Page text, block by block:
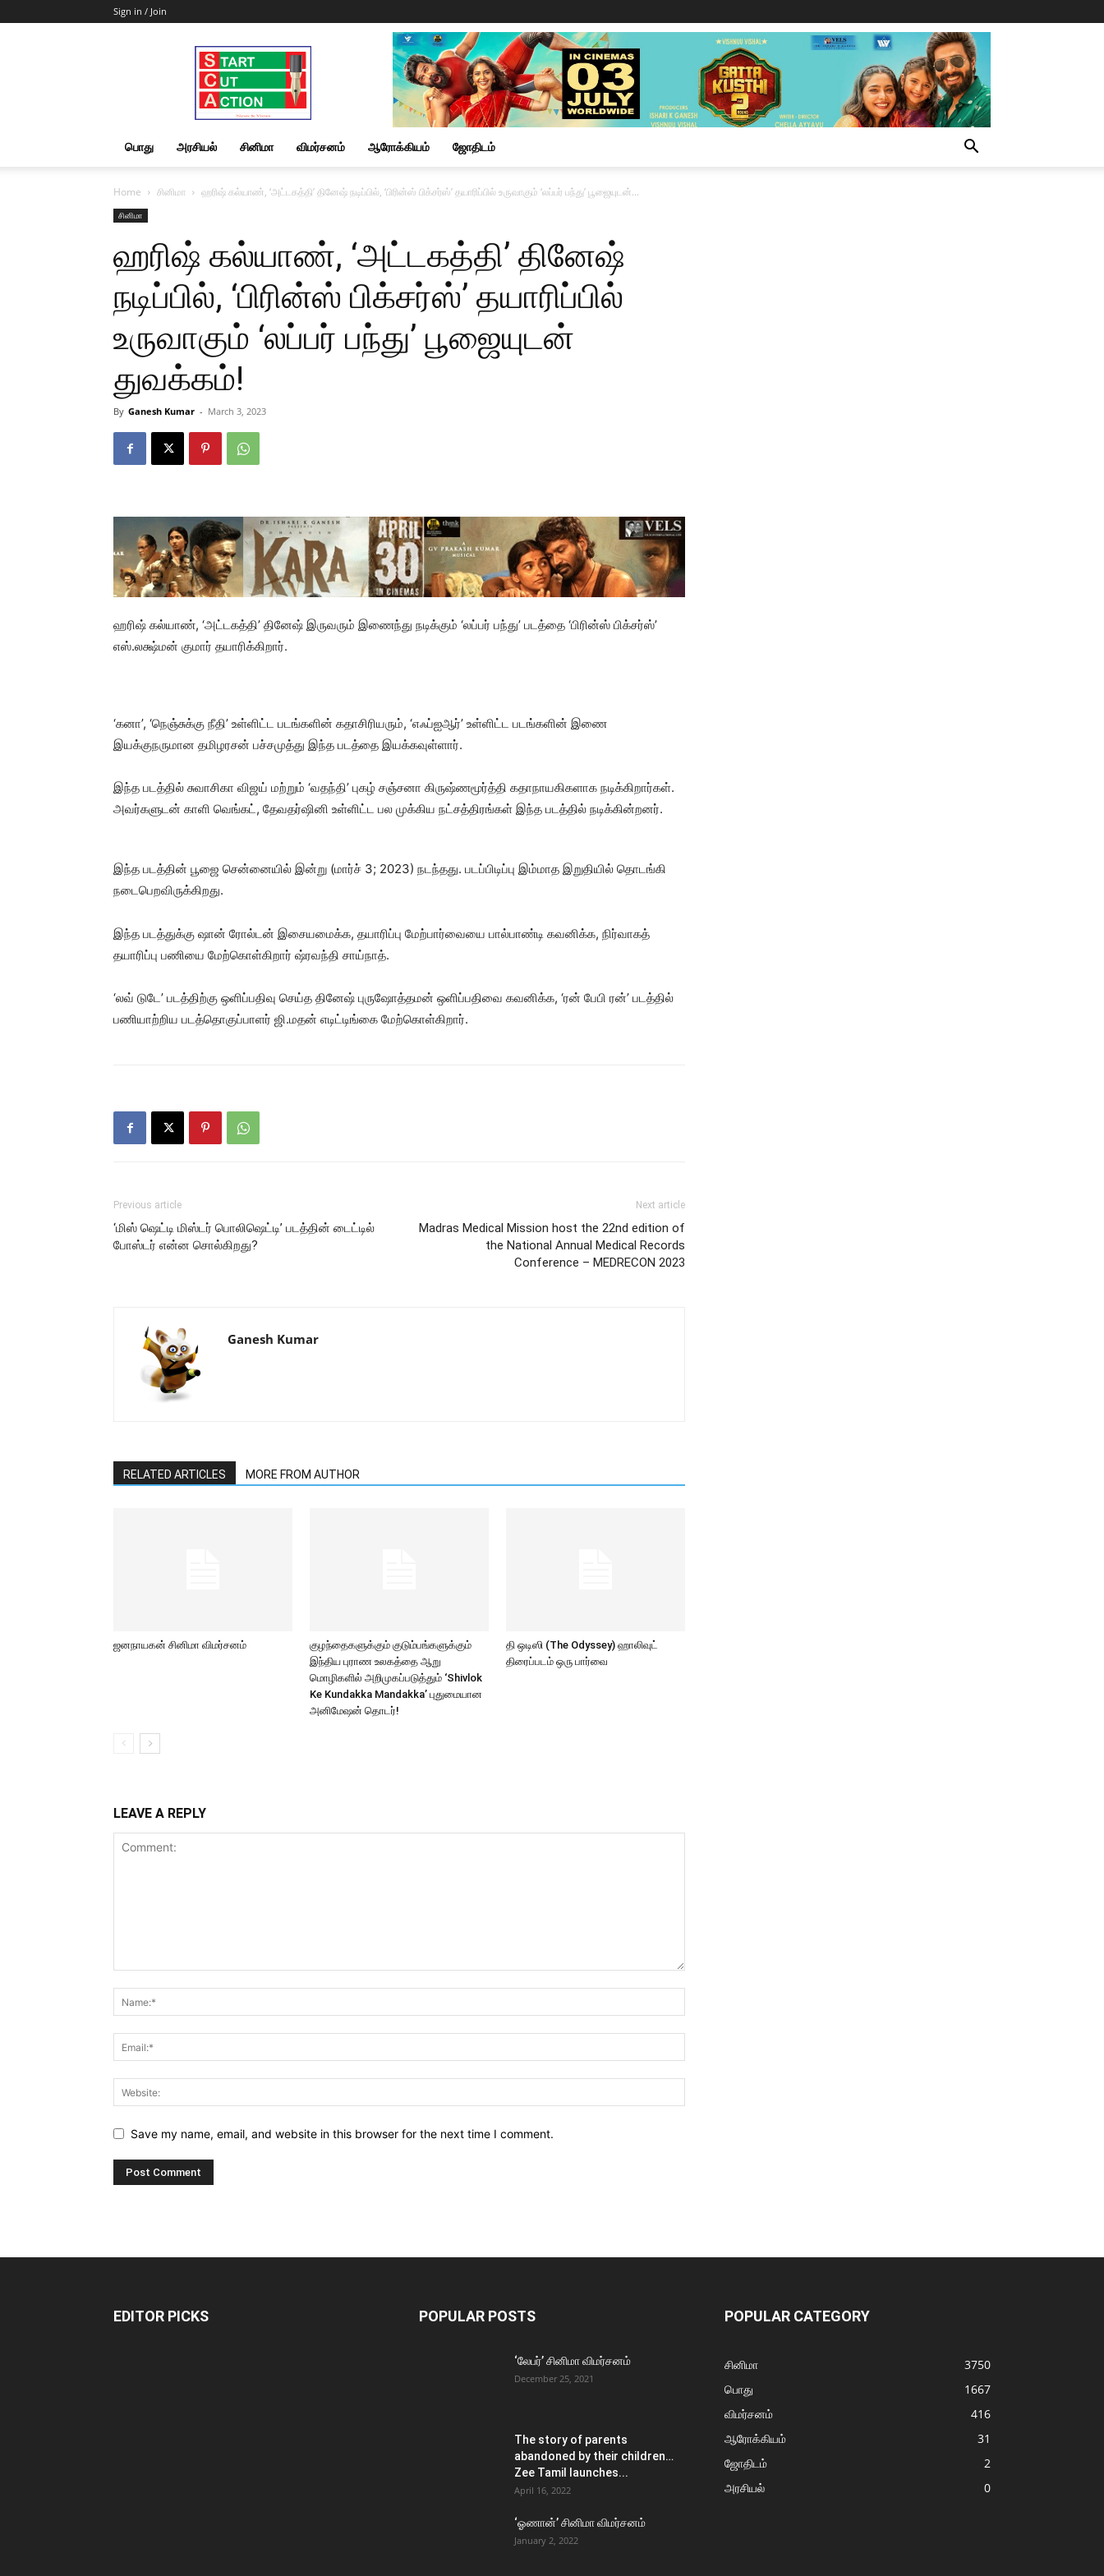
Sign in / Join
Start
Cut
Action
|
News
&
பொது அரசியல் சினிமா விமர்சனம் ஆரோக்கியம் ஜோதிடம்
Home சினிமா ஹரிஷ் கல்யாண், ‘அட்டகத்தி’ தினேஷ் நடிப்பில், ‘பிரின்ஸ் பிக்சர்ஸ்’ தயாரிப்பில் உருவாகும் ‘லப்பர் பந்து’ பூஜையுடன்...
சினிமா
ஹரிஷ் கல்யாண், ‘அட்டகத்தி’ தினேஷ்
நடிப்பில், ‘பிரின்ஸ் பிக்சர்ஸ்’ தயாரிப்பில்
உருவாகும் ‘லப்பர் பந்து’ பூஜையுடன்
துவக்கம்!
By Ganesh Kumar - March 3, 2023
ஹரிஷ் கல்யாண், ‘அட்டகத்தி’ தினேஷ் இருவரும் இணைந்து நடிக்கும் ‘லப்பர் பந்து’ படத்தை ‘பிரின்ஸ் பிக்சர்ஸ்’
எஸ்.லக்ஷ்மன் குமார் தயாரிக்கிறார்.
‘கனா’, ‘நெஞ்சுக்கு நீதி’ உள்ளிட்ட படங்களின் கதாசிரியரும், ‘எஃப்ஐஆர்’ உள்ளிட்ட படங்களின் இணை
இயக்குநருமான தமிழரசன் பச்சமுத்து இந்த படத்தை இயக்கவுள்ளார்.
இந்த படத்தில் சுவாசிகா விஜய் மற்றும் ‘வதந்தி’ புகழ் சஞ்சனா கிருஷ்ணமூர்த்தி கதாநாயகிகளாக நடிக்கிறார்கள்.
அவர்களுடன் காளி வெங்கட், தேவதர்ஷினி உள்ளிட்ட பல முக்கிய நட்சத்திரங்கள் இந்த படத்தில் நடிக்கின்றனர்.
இந்த படத்தின் பூஜை சென்னையில் இன்று (மார்ச் 3; 2023) நடந்தது. படப்பிடிப்பு இம்மாத இறுதியில் தொடங்கி
நடைபெறவிருக்கிறது.
இந்த படத்துக்கு ஷான் ரோல்டன் இசையமைக்க, தயாரிப்பு மேற்பார்வையை பால்பாண்டி கவனிக்க, நிர்வாகத்
தயாரிப்பு பணியை மேற்கொள்கிறார் ஷ்ரவந்தி சாய்நாத்.
‘லவ் டுடே’ படத்திற்கு ஒளிப்பதிவு செய்த தினேஷ் புருஷோத்தமன் ஒளிப்பதிவை கவனிக்க, ‘ரன் பேபி ரன்’ படத்தில்
பணியாற்றிய படத்தொகுப்பாளர் ஜி.மதன் எடிட்டிங்கை மேற்கொள்கிறார்.
Previous article
‘மிஸ் ஷெட்டி மிஸ்டர் பொலிஷெட்டி’ படத்தின் டைட்டில்
போஸ்டர் என்ன சொல்கிறது?
Next article
Madras Medical Mission host the 22nd edition of
the National Annual Medical Records
Conference – MEDRECON 2023
Ganesh Kumar
RELATED ARTICLES MORE FROM AUTHOR
ஜனநாயகன் சினிமா விமர்சனம்
குழந்தைகளுக்கும் குடும்பங்களுக்கும்
இந்திய புராண உலகத்தை ஆறு
மொழிகளில் அறிமுகப்படுத்தும் ‘Shivlok
Ke Kundakka Mandakka’ புதுமையான
அனிமேஷன் தொடர்!
தி ஒடிஸி (The Odyssey) ஹாலிவுட்
திரைப்படம் ஒரு பார்வை
LEAVE A REPLY
Save my name, email, and website in this browser for the next time I comment.
EDITOR PICKS POPULAR POSTS
‘லேபர்’ சினிமா விமர்சனம்
December 25, 2021
The story of parents
abandoned by their children…
Zee Tamil launches...
April 16, 2022
‘ஓணான்’ சினிமா விமர்சனம்
January 2, 2022
POPULAR CATEGORY
சினிமா
3750
பொது
1667
விமர்சனம்
416
ஆரோக்கியம்
31
ஜோதிடம்
2
அரசியல்
0